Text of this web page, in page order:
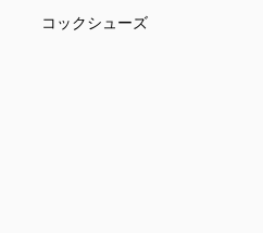
コックシューズ